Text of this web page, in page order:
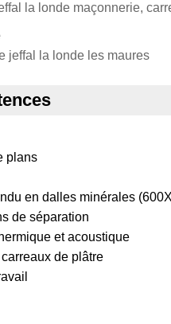
la londe maçonnerie,
jeffal la londe les maures
plans
en dalles minérales
de séparation
et acoustique
de plâtre